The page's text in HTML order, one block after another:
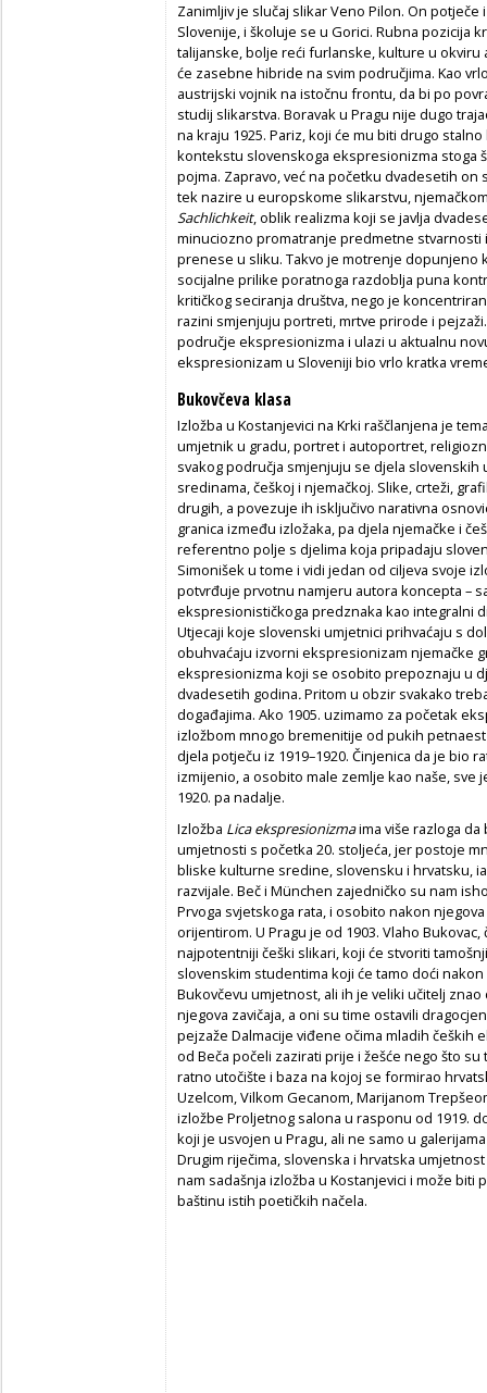
Zanimljiv je slučaj slikar Veno Pilon. On
Slovenije, i školuje se u Gorici. Rubna pozicija
talijanske, bolje reći furlanske, kulture u okviru
će zasebne hibride na svim područjima. Kao
austrijski vojnik na istočnu frontu, da bi po
studij slikarstva. Boravak u Pragu nije dugo
na kraju 1925. Pariz, koji će mu biti drugo
kontekstu slovenskoga ekspresionizma stoga
pojma. Zapravo, već na početku dvadesetih
tek nazire u europskome slikarstvu,
Sachlichkeit, oblik realizma koji se javlja
minuciozno promatranje predmetne
prenese u sliku. Takvo je motrenje dopunjeno
socijalne prilike poratnoga razdoblja puna
kritičkog seciranja društva, nego je
razini smjenjuju portreti, mrtve prirode i
područje ekspresionizma i ulazi u aktualnu
ekspresionizam u Sloveniji bio vrlo kratka
Bukovčeva klasa
Izložba u Kostanjevici na Krki raščlanjena je
umjetnik u gradu, portret i autoportret,
svakog područja smjenjuju se djela
sredinama, češkoj i njemačkoj. Slike, crteži,
drugih, a povezuje ih isključivo narativna
granica između izložaka, pa djela njemačke i
referentno polje s djelima koja pripadaju
Simonišek u tome i vidi jedan od ciljeva svoje
potvrđuje prvotnu namjeru autora koncepta –
ekspresionističkoga predznaka kao integralni
Utjecaji koje slovenski umjetnici prihvaćaju s
obuhvaćaju izvorni ekspresionizam njemačke
ekspresionizma koji se osobito prepoznaju u
dvadesetih godina.Pritom u obzir svakako
događajima. Ako 1905. uzimamo za početak
izložbom mnogo bremenitije od pukih
djela potječu iz 1919–1920. Činjenica da je bio
izmijenio, a osobito male zemlje kao naše,
1920. pa nadalje.
Izložba Lica ekspresionizmaima više razloga
umjetnosti s početka 20. stoljeća, jer postoje
bliske kulturne sredine, slovensku i hrvatsku,
razvijale. Beč i München zajedničko su nam
Prvoga svjetskoga rata, i osobito nakon
orijentirom. U Pragu je od 1903. Vlaho
najpotentniji češki slikari, koji će stvoriti
slovenskim studentima koji će tamo doći
Bukovčevu umjetnost, ali ih je veliki učitelj
njegova zavičaja, a oni su time ostavili
pejzaže Dalmacije viđene očima mladih čeških
od Beča počeli zazirati prije i žešće nego što
ratno utočište i baza na kojoj se formirao
Uzelcom, Vilkom Gecanom, Marijanom
izložbe Proljetnog salona u rasponu od 1919.
koji je usvojen u Pragu, ali ne samo u
Drugim riječima, slovenska i hrvatska
nam sadašnja izložba u Kostanjevici i može biti
baštinu istih poetičkih načela.